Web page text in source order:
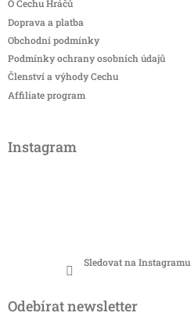
O Cechu Hráčů
Doprava a platba
Obchodní podmínky
Podmínky ochrany osobních údajů
Členství a výhody Cechu
Affiliate program
Instagram
Sledovat na Instagramu
Odebírat newsletter